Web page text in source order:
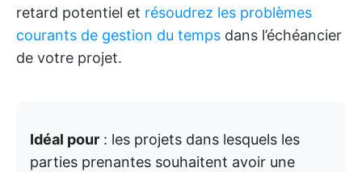
retard potentiel et résoudrez les problèmes
courants de gestion du temps dans l’échéancier
de votre projet.
Idéal pour : les projets dans lesquels les
parties prenantes souhaitent avoir une